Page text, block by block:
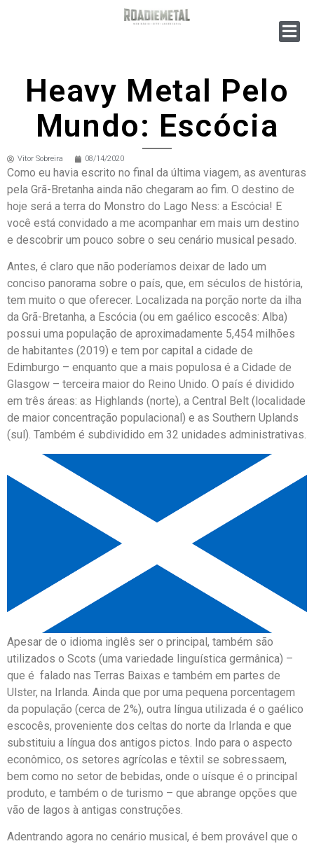
Heavy Metal Pelo
Mundo: Escócia
Vitor Sobreira 08/14/2020
Como eu havia escrito no final da última viagem, as aventuras
pela Grã-Bretanha ainda não chegaram ao fim. O destino de
hoje será a terra do Monstro do Lago Ness: a Escócia! E
você está convidado a me acompanhar em mais um destino
e descobrir um pouco sobre o seu cenário musical pesado.
Antes, é claro que não poderíamos deixar de lado um
conciso panorama sobre o país, que, em séculos de história,
tem muito o que oferecer. Localizada na porção norte da ilha
da Grã-Bretanha, a Escócia (ou em gaélico escocês: Alba)
possui uma população de aproximadamente 5,454 milhões
de habitantes (2019) e tem por capital a cidade de
Edimburgo – enquanto que a mais populosa é a Cidade de
Glasgow – terceira maior do Reino Unido. O país é dividido
em três áreas: as Highlands (norte), a Central Belt (localidade
de maior concentração populacional) e as Southern Uplands
(sul). Também é subdividido em 32 unidades administrativas.
Apesar de o idioma inglês ser o principal, também são
utilizados o Scots (uma variedade linguística germânica) –
que é falado nas Terras Baixas e também em partes de
Ulster, na Irlanda. Ainda que por uma pequena porcentagem
da população (cerca de 2%), outra língua utilizada é o gaélico
escocês, proveniente dos celtas do norte da Irlanda e que
substituiu a língua dos antigos pictos. Indo para o aspecto
econômico, os setores agrícolas e têxtil se sobressaem,
bem como no setor de bebidas, onde o uísque é o principal
produto, e também o de turismo – que abrange opções que
vão de lagos à antigas construções.
Adentrando agora no cenário musical, é bem provável que o